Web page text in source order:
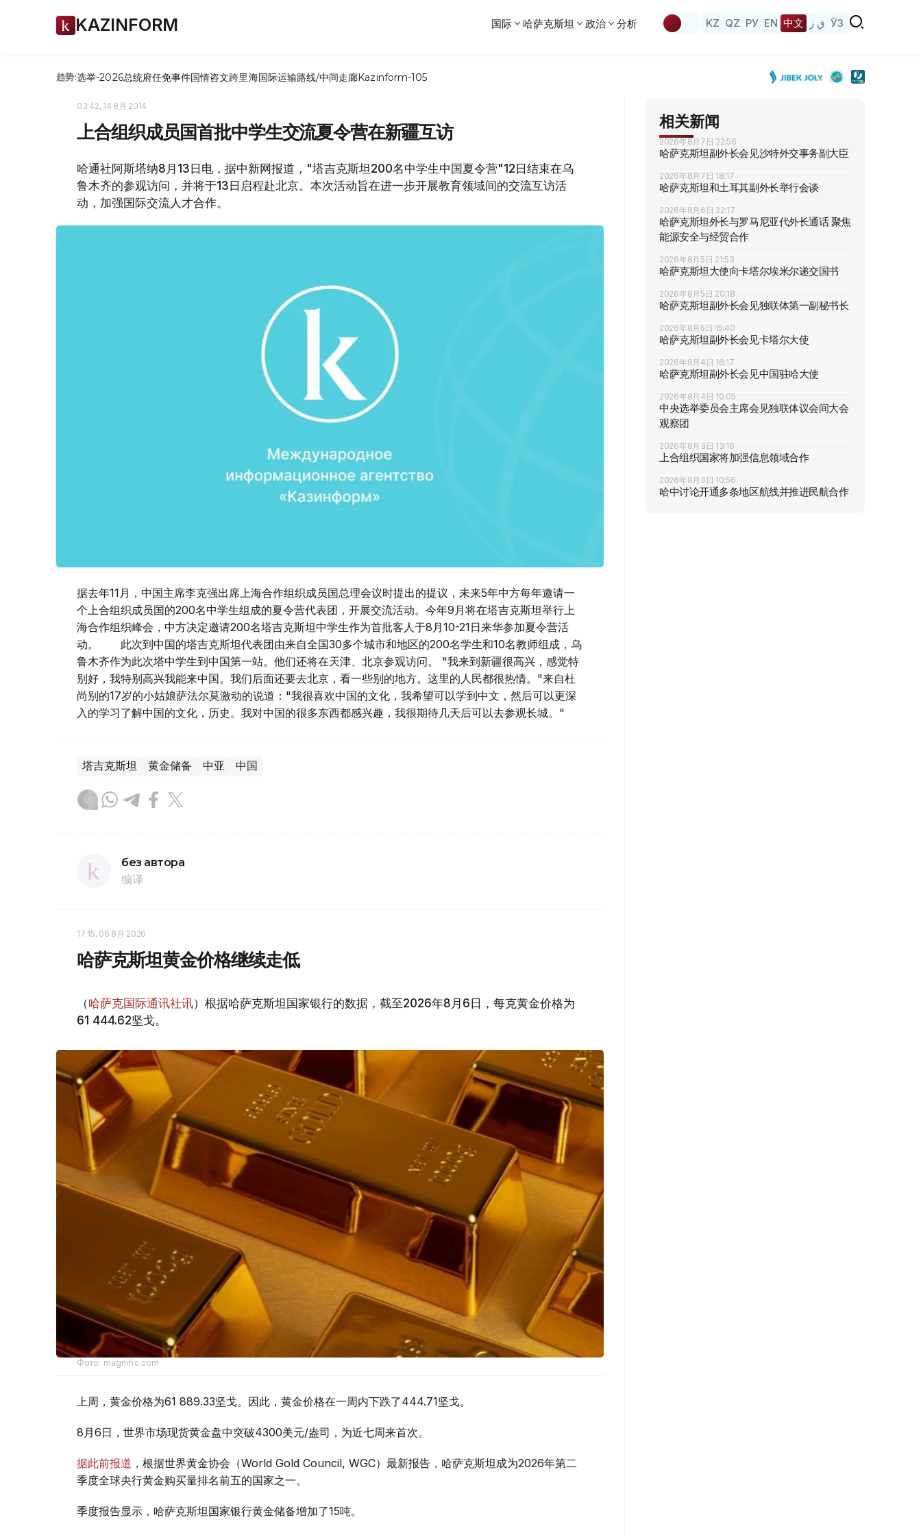
KAZINFORM 国际 哈萨克斯坦 政治 分析 KZ QZ РУ EN 中文 ق ز ЎЗ
趋势:选举-2026总统府任免事件国情咨文跨里海国际运输路线/中间走廊Kazinform-105
03:42, 14 8月 2014
上合组织成员国首批中学生交流夏令营在新疆互访
哈通社阿斯塔纳8月13日电，据中新网报道，"塔吉克斯坦200名中学生中国夏令营"12日结束在乌
鲁木齐的参观访问，并将于13日启程赴北京。本次活动旨在进一步开展教育领域间的交流互访活
动，加强国际交流人才合作。
据去年11月，中国主席李克强出席上海合作组织成员国总理会议时提出的提议，未来5年中方每年邀请一
个上合组织成员国的200名中学生组成的夏令营代表团，开展交流活动。今年9月将在塔吉克斯坦举行上
海合作组织峰会，中方决定邀请200名塔吉克斯坦中学生作为首批客人于8月10-21日来华参加夏令营活
动。 此次到中国的塔吉克斯坦代表团由来自全国30多个城市和地区的200名学生和10名教师组成，乌
鲁木齐作为此次塔中学生到中国第一站。他们还将在天津、北京参观访问。 "我来到新疆很高兴，感觉特
别好，我特别高兴我能来中国。我们后面还要去北京，看一些别的地方。这里的人民都很热情。"来自杜
尚别的17岁的小姑娘萨法尔莫激动的说道："我很喜欢中国的文化，我希望可以学到中文，然后可以更深
入的学习了解中国的文化，历史。我对中国的很多东西都感兴趣，我很期待几天后可以去参观长城。"
塔吉克斯坦 黄金储备 中亚 中国
без автора
编译
17:15, 06 8月 2026
哈萨克斯坦黄金价格继续走低
（哈萨克国际通讯社讯）根据哈萨克斯坦国家银行的数据，截至2026年8月6日，每克黄金价格为
61 444.62坚戈。
Фото: magnific.com
上周，黄金价格为61 889.33坚戈。因此，黄金价格在一周内下跌了444.71坚戈。
8月6日，世界市场现货黄金盘中突破4300美元/盎司，为近七周来首次。
据此前报道 ，根据世界黄金协会（World Gold Council, WGC）最新报告，哈萨克斯坦成为2026年第二
季度全球央行黄金购买量排名前五的国家之一。
季度报告显示，哈萨克斯坦国家银行黄金储备增加了15吨。
相关新闻
2026年8月7日 22:56
哈萨克斯坦副外长会见沙特外交事务副大臣
2026年8月7日 18:17
哈萨克斯坦和土耳其副外长举行会谈
2026年8月6日 22:17
哈萨克斯坦外长与罗马尼亚代外长通话 聚焦
能源安全与经贸合作
2026年8月5日 21:53
哈萨克斯坦大使向卡塔尔埃米尔递交国书
2026年8月5日 20:18
哈萨克斯坦副外长会见独联体第一副秘书长
2026年8月5日 15:40
哈萨克斯坦副外长会见卡塔尔大使
2026年8月4日 16:17
哈萨克斯坦副外长会见中国驻哈大使
2026年8月4日 10:05
中央选举委员会主席会见独联体议会间大会
观察团
2026年8月3日 13:16
上合组织国家将加强信息领域合作
2026年8月3日 10:56
哈中讨论开通多条地区航线并推进民航合作